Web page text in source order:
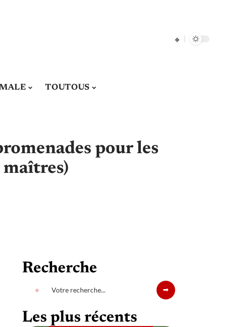
TOUTOUS
pour les
maîtres)
Recherche
Les plus récents